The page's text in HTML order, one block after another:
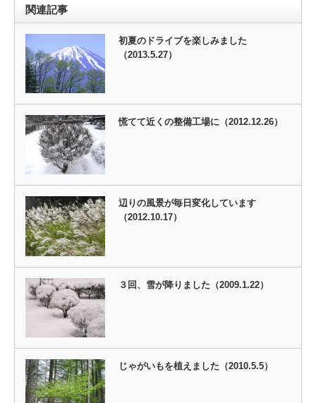
関連記事
初夏のドライブを楽しみました
（2013.5.27）
慌てて近くの整備工場に（2012.12.26）
辺りの風景が毎日変化しています
（2012.10.17）
３回、雪が降りました（2009.1.22）
じゃがいもを植えました（2010.5.5）